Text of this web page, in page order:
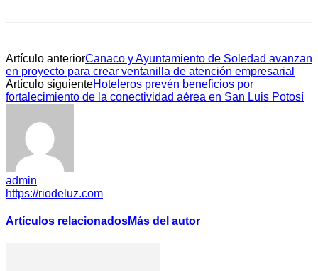
Artículo anteriorCanaco y Ayuntamiento de Soledad avanzan
en proyecto para crear ventanilla de atención empresarial
Artículo siguienteHoteleros prevén beneficios por
fortalecimiento de la conectividad aérea en San Luis Potosí
admin
https://riodeluz.com
Artículos relacionadosMás del autor